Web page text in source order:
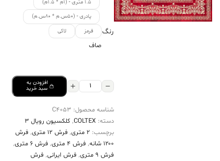
۱.۵ متری - (۱م * ۱.۵م)
پادری - (۵۰س.م * ۸۰س.م)
رنگ قرمز لاکی
صاف
فرش
۱۲۰۰
طرح
ویانا
افزودن به
سبد خرید
شناسه محصول: C4053
دسته: COLTEX
, کلکسیون رویال 3
برچسب: 2 متری , فرش 12 متری , فرش
۱۲۰۰ شانه
, فرش 4 متری , فرش 6 متری
,
فرش 9 متری
, فرش ایرانی, فرش